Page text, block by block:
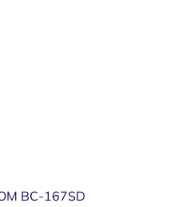
BC-167SD